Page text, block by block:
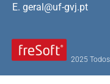
2025
E. geral@uf-gvj.pt